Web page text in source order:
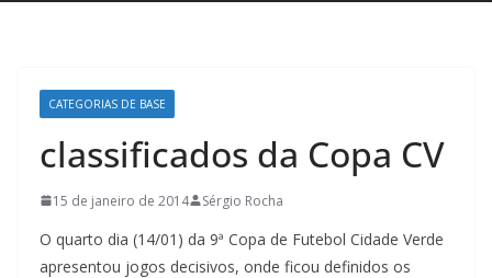
CATEGORIAS DE BASE
classificados da Copa CV
15 de janeiro de 2014 Sérgio Rocha
O quarto dia (14/01) da 9ª Copa de Futebol Cidade Verde
apresentou jogos decisivos, onde ficou definidos os